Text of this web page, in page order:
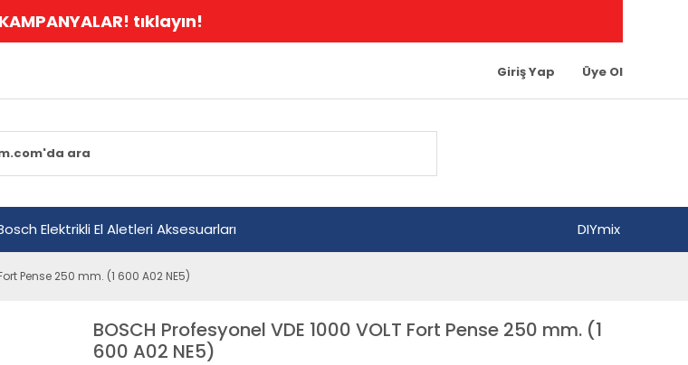
tıklayın!
Giriş Yap Üye Ol
Elektrikli El Aletleri Aksesuarları DIYmix
Pense 250 mm. (1 600 A02 NE5)
BOSCH Profesyonel VDE 1000 VOLT Fort Pense 250 mm. (1
600 A02 NE5)